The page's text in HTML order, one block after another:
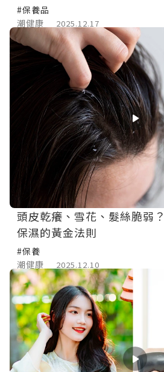
#保養品
潮健康
2025.12.17
頭皮乾癢、雪花、髮絲脆弱
保濕的黃金法則
#保養
潮健康
2025.12.10